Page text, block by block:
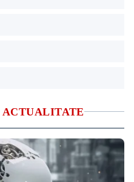
ACTUALITATE